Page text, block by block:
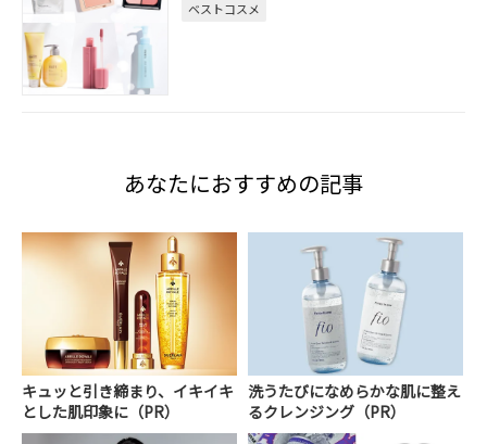
ベストコスメ
あなたにおすすめの記事
キュッと引き締まり、イキイキ
とした肌印象に（PR）
洗うたびになめらかな肌に整え
るクレンジング（PR）